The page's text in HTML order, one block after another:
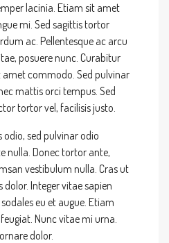
lacinia. Etiam sit amet
mi. Sed sagittis tortor
ac. Pellentesque ac arcu
posuere nunc. Curabitur
commodo. Sed pulvinar
mattis orci tempus. Sed
tortor vel, facilisis justo.
sed pulvinar odio
nulla. Donec tortor ante,
vestibulum nulla. Cras ut
Integer vitae sapien
eu et augue. Etiam
Nunc vitae mi urna.
dolor.